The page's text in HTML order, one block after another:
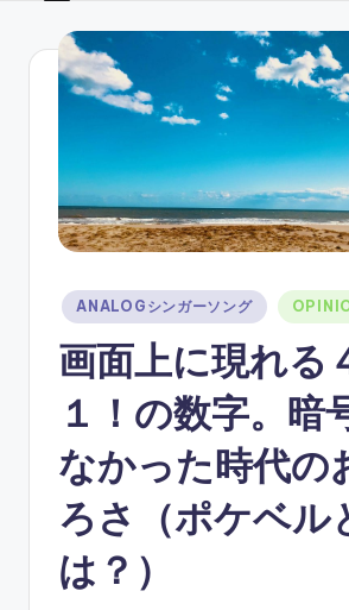
ー
ソ
グ
Posted
in
ANALOGシンガーソング
画面上に現れる
１！の数字。暗
なかった時代の
ろさ（ポケベル
は？）